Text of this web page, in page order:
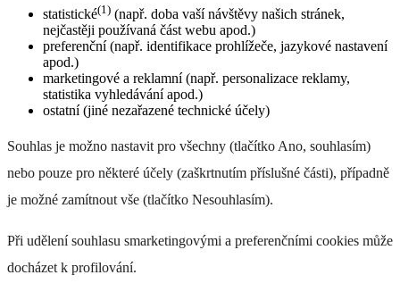
statistické(1) (např. doba vaší návštěvy našich stránek,
nejčastěji používaná část webu apod.)
preferenční (např. identifikace prohlížeče, jazykové nastavení
apod.)
marketingové a reklamní (např. personalizace reklamy,
statistika vyhledávání apod.)
ostatní (jiné nezařazené technické účely)
Souhlas je možno nastavit pro všechny (tlačítko Ano, souhlasím)
nebo pouze pro některé účely (zaškrtnutím příslušné části), případně
je možné zamítnout vše (tlačítko Nesouhlasím).
Při udělení souhlasu smarketingovými a preferenčními cookies může
docházet k profilování.